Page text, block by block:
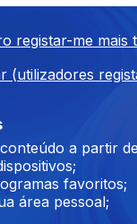
de Gyokeres.
registar-me mais
(utilizadores
a partir
favoritos;
área pessoal;